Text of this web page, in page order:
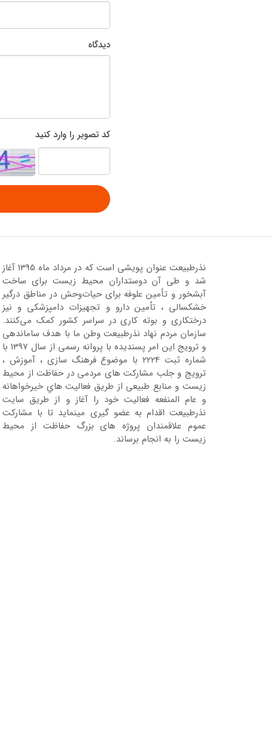
دیدگاه
کد تصویر را وارد کنید
نذرطبیعت عنوان پویشی است که در مرداد ماه 1395 آغاز
شد و طی آن دوستداران محیط زیست برای ساخت
آبشخور و تأمین علوفه برای حیات‌وحش در مناطق درگیر
خشکسالی ، تاٌمین دارو و تجهیزات دامپزشکی و نیز
درختکاری و بوته کاری در سراسر کشور کمک می‌کنند.
سازمان مردم نهاد نذرطبیعت وطن ما با هدف ساماندهی
و ترویج این امر پسندیده با پروانه رسمی از سال 1397 با
شماره ثبت 2224 با موضوع فرهنگ سازی ، آموزش ،
ترویج و جلب مشارکت های مردمی در حفاظت از محیط
زیست و منابع طبیعی از طریق فعالیت هاي خیرخواهانه
و عام المنفعه فعالیت خود را آغاز و از طریق سایت
نذرطبیعت اقدام به عضو گیری مینماید تا با مشارکت
عموم علاقمندان پروژه های بزرگ حفاظت از محیط
زیست را به انجام برساند.